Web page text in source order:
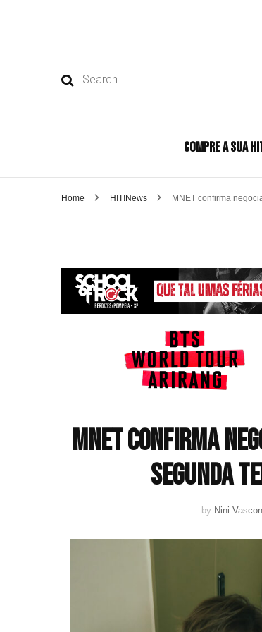
Search
COMPRE A SUA
Home HIT!News MNET confirma
MNET confirma
segunda
by Nini